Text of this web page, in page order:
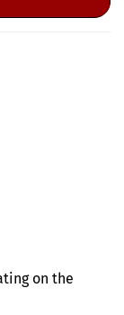
on the